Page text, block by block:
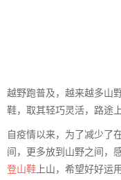
越野跑普及，越来越多山
鞋，取其轻巧灵活，路途
自疫情以来，为了减少了
间，更多放到山野之间，
登山鞋 上山，希望好好运